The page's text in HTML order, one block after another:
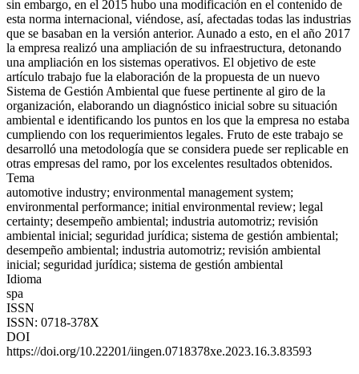
sin embargo, en el 2015 hubo una modificación en el contenido de
esta norma internacional, viéndose, así, afectadas todas las industrias
que se basaban en la versión anterior. Aunado a esto, en el año 2017
la empresa realizó una ampliación de su infraestructura, detonando
una ampliación en los sistemas operativos. El objetivo de este
artículo trabajo fue la elaboración de la propuesta de un nuevo
Sistema de Gestión Ambiental que fuese pertinente al giro de la
organización, elaborando un diagnóstico inicial sobre su situación
ambiental e identificando los puntos en los que la empresa no estaba
cumpliendo con los requerimientos legales. Fruto de este trabajo se
desarrolló una metodología que se considera puede ser replicable en
otras empresas del ramo, por los excelentes resultados obtenidos.
Tema
automotive industry; environmental management system;
environmental performance; initial environmental review; legal
certainty; desempeño ambiental; industria automotriz; revisión
ambiental inicial; seguridad jurídica; sistema de gestión ambiental;
desempeño ambiental; industria automotriz; revisión ambiental
inicial; seguridad jurídica; sistema de gestión ambiental
Idioma
spa
ISSN
ISSN: 0718-378X
DOI
https://doi.org/10.22201/iingen.0718378xe.2023.16.3.83593